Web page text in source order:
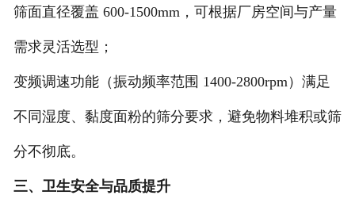
筛面直径覆盖 ‌600-1500mm‌，可根据厂房空间与产量
需求灵活选型；
变频调速功能（振动频率范围 ‌1400-2800rpm‌）满足
不同湿度、黏度面粉的筛分要求，避免物料堆积或筛
分不彻底。
三、卫生安全与品质提升